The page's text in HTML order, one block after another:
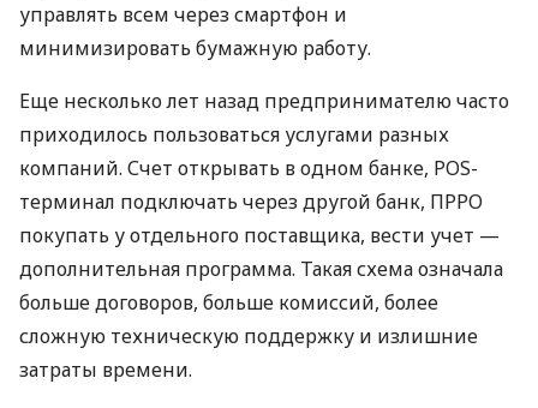
управлять всем через смартфон и
минимизировать бумажную работу.
Еще несколько лет назад предпринимателю часто
приходилось пользоваться услугами разных
компаний. Счет открывать в одном банке, POS-
терминал подключать через другой банк, ПРРО
покупать у отдельного поставщика, вести учет —
дополнительная программа. Такая схема означала
больше договоров, больше комиссий, более
сложную техническую поддержку и излишние
затраты времени.